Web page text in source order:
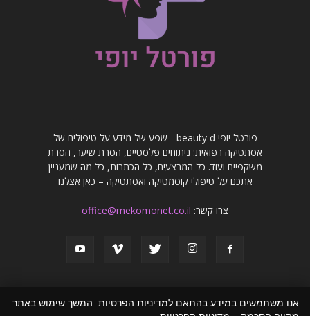
פורטל יופי beauty d - שפע של מידע על טיפולים של
אסתטיקה רפואית: ניתוחים פלסטיים, הסרת שיער, הסרת
משקפיים ועוד. כל המבצעים, כל הכתבות, כל מה שמעניין
אתכם על טיפולי קוסמטיקה ואסתטיקה – כאן אצלנו
צרו קשר: office@mekomonet.co.il
אנו משתמשים במידע בהתאם למדיניות הפרטיות. המשך שימוש באתר